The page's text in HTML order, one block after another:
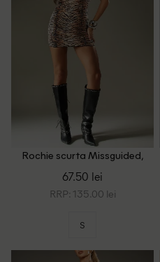
Rochie scurta Missguided,
67.50 lei
RRP: 135.00 lei
S